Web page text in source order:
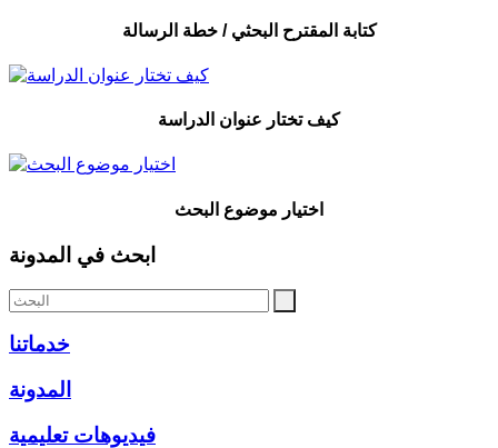
كتابة المقترح البحثي / خطة الرسالة
كيف تختار عنوان الدراسة
اختيار موضوع البحث
ابحث في المدونة
خدماتنا
المدونة
فيديوهات تعليمية